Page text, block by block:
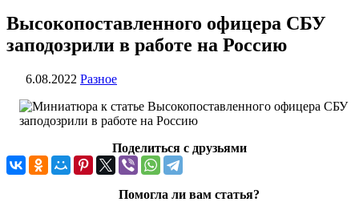
Высокопоставленного офицера СБУ
заподозрили в работе на Россию
6.08.2022 Разное
Поделиться с друзьями
Помогла ли вам статья?